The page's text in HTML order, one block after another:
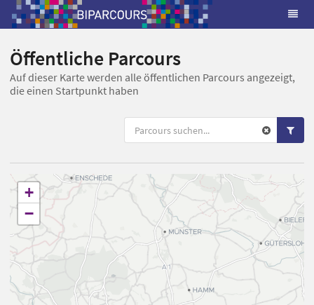
Öffentliche Parcours
Auf dieser Karte werden alle öffentlichen Parcours angezeigt,
die einen Startpunkt haben
+
−